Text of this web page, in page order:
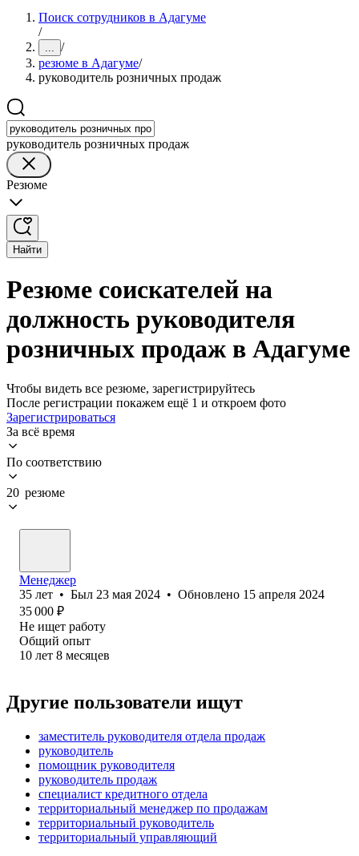
Поиск сотрудников в Адагуме
/
... /
резюме в Адагуме/
руководитель розничных продаж
руководитель розничных продаж
Резюме
Найти
Резюме соискателей на
должность руководителя
розничных продаж в Адагуме
Чтобы видеть все резюме, зарегистрируйтесь
После регистрации покажем ещё 1 и откроем фото
Зарегистрироваться
За всё время
По соответствию
20 резюме
Менеджер
35 лет • Был 23 мая 2024 • Обновлено 15 апреля 2024
35 000 ₽
Не ищет работу
Общий опыт
10 лет 8 месяцев
Другие пользователи ищут
заместитель руководителя отдела продаж
руководитель
помощник руководителя
руководитель продаж
специалист кредитного отдела
территориальный менеджер по продажам
территориальный руководитель
территориальный управляющий